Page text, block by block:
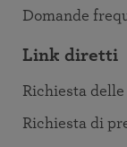
Domande
Link diretti
Richiesta
Richiesta di